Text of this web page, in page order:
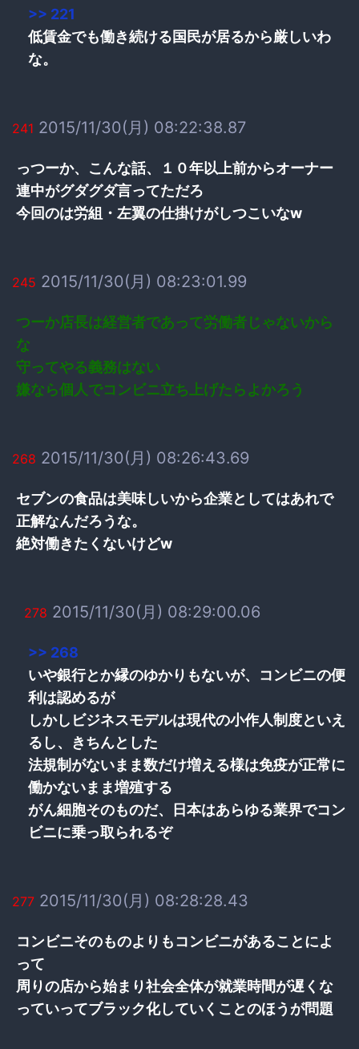
>> 221
低賃金でも働き続ける国民が居るから厳しいわ
な。
241 2015/11/30(月) 08:22:38.87
っつーか、こんな話、１０年以上前からオーナー
連中がグダグダ言ってただろ
今回のは労組・左翼の仕掛けがしつこいなw
245 2015/11/30(月) 08:23:01.99
つーか店長は経営者であって労働者じゃないから
な
守ってやる義務はない
嫌なら個人でコンビニ立ち上げたらよかろう
268 2015/11/30(月) 08:26:43.69
セブンの食品は美味しいから企業としてはあれで
正解なんだろうな。
絶対働きたくないけどw
278 2015/11/30(月) 08:29:00.06
>> 268
いや銀行とか縁のゆかりもないが、コンビニの便
利は認めるが
しかしビジネスモデルは現代の小作人制度といえ
るし、きちんとした
法規制がないまま数だけ増える様は免疫が正常に
働かないまま増殖する
がん細胞そのものだ、日本はあらゆる業界でコン
ビニに乗っ取られるぞ
277 2015/11/30(月) 08:28:28.43
コンビニそのものよりもコンビニがあることによ
って
周りの店から始まり社会全体が就業時間が遅くな
っていってブラック化していくことのほうが問題